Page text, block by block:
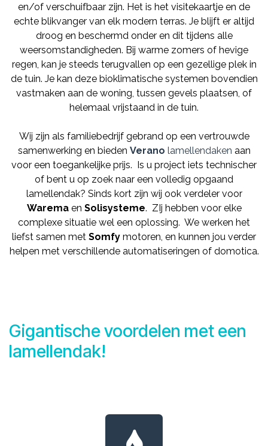
en/of verschuifbaar zijn. Het is het visitekaartje en de
echte blikvanger van elk modern terras. Je blijft er altijd
droog en beschermd onder en dit tijdens alle
weersomstandigheden. Bij warme zomers of hevige
regen, kan je steeds terugvallen op een gezellige plek in
de tuin. Je kan deze bioklimatische systemen bovendien
vastmaken aan de woning, tussen gevels plaatsen, of
helemaal vrijstaand in de tuin.
Wij zijn als familiebedrijf gebrand op een vertrouwde
samenwerking en bieden Verano lamellendaken aan
voor een toegankelijke prijs. Is u project iets technischer
of bent u op zoek naar een volledig opgaand
lamellendak? Sinds kort zijn wij ook verdeler voor
Waremaen Solisysteme. ZIj hebben voor elke
complexe situatie wel een oplossing. We werken het
liefst samen met Somfy motoren, en kunnen jou verder
helpen met verschillende automatiseringen of domotica.
Gigantische voordelen met een
lamellendak!